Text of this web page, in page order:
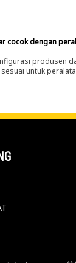
cocok dengan
produsen
untuk